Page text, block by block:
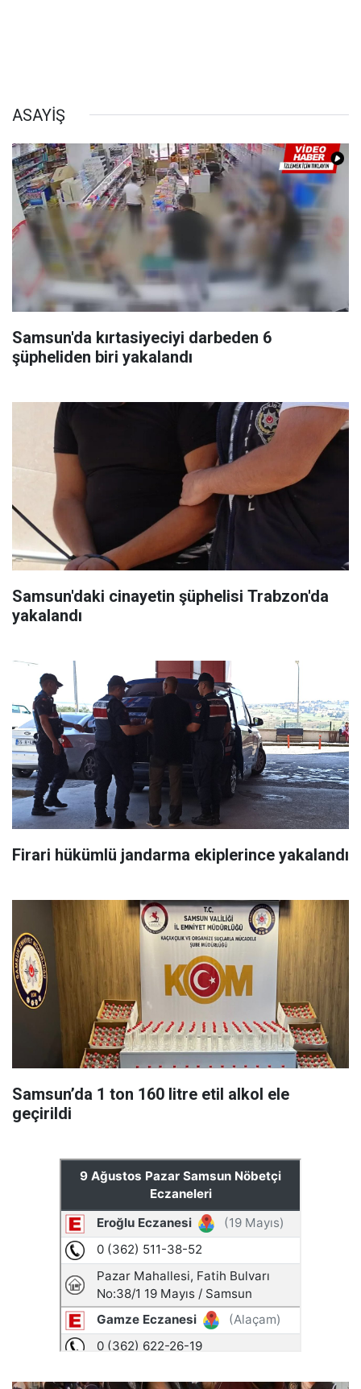
ASAYİŞ
Samsun'da kırtasiyeciyi darbeden 6
şüpheliden biri yakalandı
Samsun'daki cinayetin şüphelisi Trabzon'da
yakalandı
Firari hükümlü jandarma ekiplerince yakalandı
Samsun’da 1 ton 160 litre etil alkol ele
geçirildi